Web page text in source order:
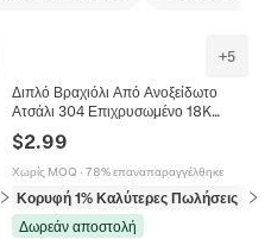
σε Σετ κοσμημάτων
+5
Διπλό Βραχιόλι Από Ανοξείδωτο
Ατσάλι 304 Επιχρυσωμένο 18K
Πολύχρωμες Χάντρες Καρδιά
Φεγγάρι Χέρι Χάμσα Κοσμήματα Για
Γυναίκες
$2.99
Χωρίς MOQ · 78% επαναπαραγγέλθηκε
Κορυφή 1% Καλύτερες Πωλήσεις
σε
Δωρεάν αποστολή